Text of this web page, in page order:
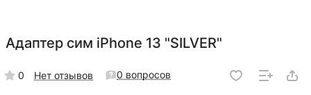
Адаптер сим iPhone 13 "SILVER"
0 Нет отзывов 0 вопросов